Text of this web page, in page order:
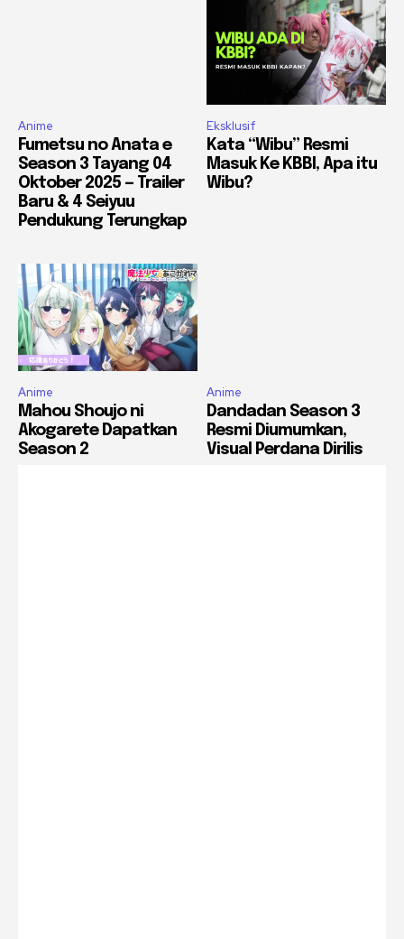
Anime
Fumetsu no Anata e
Season 3 Tayang 04
Oktober 2025 — Trailer
Baru & 4 Seiyuu
Pendukung Terungkap
Eksklusif
Kata “Wibu” Resmi
Masuk Ke KBBI, Apa itu
Wibu?
Anime
Mahou Shoujo ni
Akogarete Dapatkan
Season 2
Anime
Dandadan Season 3
Resmi Diumumkan,
Visual Perdana Dirilis